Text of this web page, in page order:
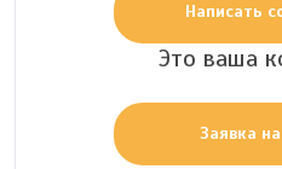
Написать
Это ваша
Заявка